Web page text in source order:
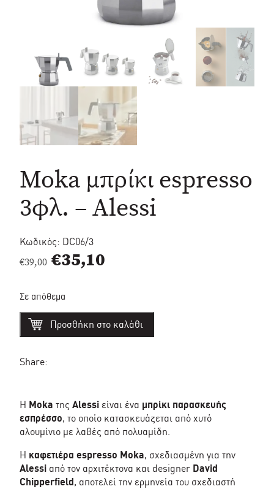
Moka μπρίκι espresso
3φλ. – Alessi
Κωδικός: DC06/3
€39,00 Original
was:
€39,00.
€35,10
είναι:
Σε απόθεμα
Moka
μπρίκι
espresso
-
Προσθήκη στο καλάθι
Share:
Η Moka της Alessi είναι ένα μπρίκι παρασκευής
εσπρέσσο, το οποίο κατασκευάζεται από χυτό
αλουμίνιο με λαβές από πολυαμίδη.
Η καφετιέρα espresso Moka, σχεδιασμένη για την
Alessi από τον αρχιτέκτονα και designer David
Chipperfield , αποτελεί την ερμηνεία του σχεδιαστή